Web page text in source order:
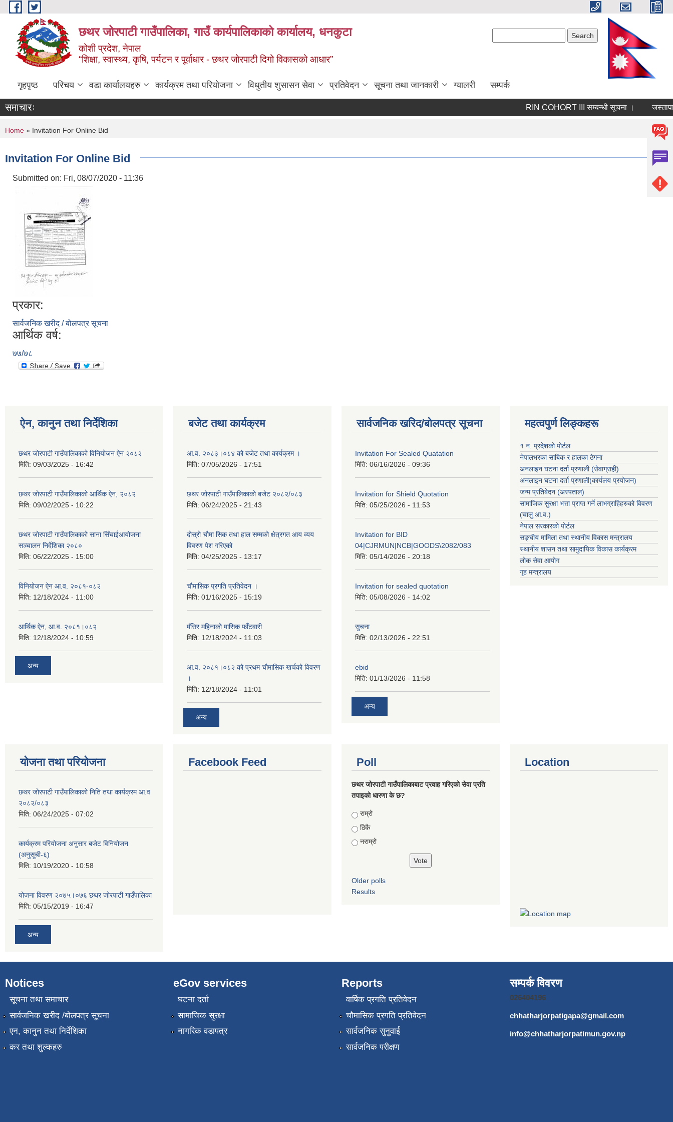
Skip to main content
छथर जोरपाटी गाउँपालिका, गाउँ कार्यपालिकाको कार्यालय, धनकुटा
कोशी प्रदेश, नेपाल
“शिक्षा, स्वास्थ्य, कृषि, पर्यटन र पूर्वाधार - छथर जोरपाटी दिगो विकासको आधार”
गृहपृष्ठ परिचय वडा कार्यालयहरु कार्यक्रम तथा परियोजना विधुतीय शुसासन सेवा प्रतिवेदन सूचना तथा जानकारी ग्यालरी सम्पर्क
समाचारः RIN COHORT III सम्बन्धी सूचना ।
You are here
Home » Invitation For Online Bid
Invitation For Online Bid
Submitted on: Fri, 08/07/2020 - 11:36
प्रकार:
सार्वजनिक खरीद / बोलपत्र सूचना
आर्थिक वर्ष:
७७/७८
ऐन, कानुन तथा निर्देशिका
छथर जोरपाटी गाउँपालिकाको विनियोजन ऐन २०८२
मिति: 09/03/2025 - 16:42
छथर जोरपाटी गाउँपालिकाको आर्थिक ऐन, २०८२
मिति: 09/02/2025 - 10:22
छथर जोरपाटी गाउँपालिकाको साना सिँचाईआयोजना
सञ्चालन निर्देशिका २०८०
मिति: 06/22/2025 - 15:00
विनियोजन ऐन आ.व. २०८१-०८२
मिति: 12/18/2024 - 11:00
आर्थिक ऐन, आ.व. २०८१।०८२
मिति: 12/18/2024 - 10:59
अन्य
बजेट तथा कार्यक्रम
आ.व. २०८३।०८४ को बजेट तथा कार्यक्रम ।
मिति: 07/05/2026 - 17:51
छथर जोरपाटी गाउँपालिकाको बजेट २०८२/०८३
मिति: 06/24/2025 - 21:43
दोस्रो चौमा सिक तथा हाल सम्मको क्षेत्रगत आय व्यय
विवरण पेश गरिएको
मिति: 04/25/2025 - 13:17
चौमासिक प्रगति प्रतिवेदन ।
मिति: 01/16/2025 - 15:19
मँसिर महिनाको मासिक फाँटवारी
मिति: 12/18/2024 - 11:03
आ.व. २०८१।०८२ को प्रथम चौमासिक खर्चको विवरण
।
मिति: 12/18/2024 - 11:01
अन्य
सार्वजनिक खरिद/बोलपत्र सूचना
Invitation For Sealed Quatation
मिति: 06/16/2026 - 09:36
Invitation for Shield Quotation
मिति: 05/25/2026 - 11:53
Invitation for BID
04|CJRMUN|NCB|GOODS\2082/083
मिति: 05/14/2026 - 20:18
Invitation for sealed quotation
मिति: 05/08/2026 - 14:02
सुचना
मिति: 02/13/2026 - 22:51
ebid
मिति: 01/13/2026 - 11:58
अन्य
महत्वपुर्ण लिङ्कहरू
१ न. प्रदेशको पोर्टल
नेपालभरका साबिक र हालका ठेगना
अनलाइन घटना दर्ता प्रणाली (सेवाग्राही)
अनलाइन घटना दर्ता प्रणाली(कार्यलय प्रयोजन)
जन्म प्रतिबेदन (अस्पताल)
सामाजिक सुरक्षा भत्ता प्राप्त गर्ने लाभग्राहिहरुको विवरण
(चालु आ.व.)
नेपाल सरकारको पोर्टल
सङ्घीय मामिला तथा स्थानीय विकास मन्त्रालय
स्थानीय शासन तथा सामुदायिक विकास कार्यक्रम
लोक सेवा आयोग
गृह मन्त्रालय
योजना तथा परियोजना
छथर जोरपाटी गाउँपालिकाको निति तथा कार्यक्रम आ.व
२०८२/०८३
मिति: 06/24/2025 - 07:02
कार्यक्रम परियोजना अनुसार बजेट विनियोजन
(अनुसूची-६)
मिति: 10/19/2020 - 10:58
योजना विवरण २०७५।०७६ छथर जोरपाटी गाउँपालिका
मिति: 05/15/2019 - 16:47
अन्य
Facebook Feed Poll
छथर जोरपाटी गाउँपालिकाबाट प्रवाह गरिएको सेवा प्रति
तपाइको धारणा के छ?
Choices
राम्रो
ठिकै
नराम्रो
Older polls
Results
Location
Notices
सूचना तथा समाचार
सार्वजनिक खरीद /बोलपत्र सूचना
एन, कानुन तथा निर्देशिका
कर तथा शुल्कहरु
eGov services
घटना दर्ता
सामाजिक सुरक्षा
नागरिक वडापत्र
Reports
वार्षिक प्रगति प्रतिवेदन
चौमासिक प्रगति प्रतिवेदन
सार्वजनिक सुनुवाई
सार्वजनिक परीक्षण
सम्पर्क विवरण
026404196
chhatharjorpatigapa@gmail.com
info@chhatharjorpatimun.gov.np